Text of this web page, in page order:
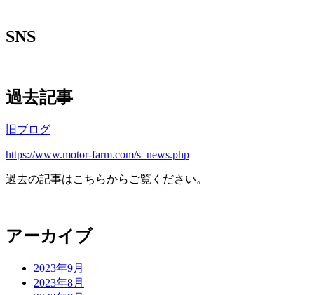
SNS
過去記事
旧ブログ
https://www.motor-farm.com/s_news.php
過去の記事はこちらからご覧ください。
アーカイブ
2023年9月
2023年8月